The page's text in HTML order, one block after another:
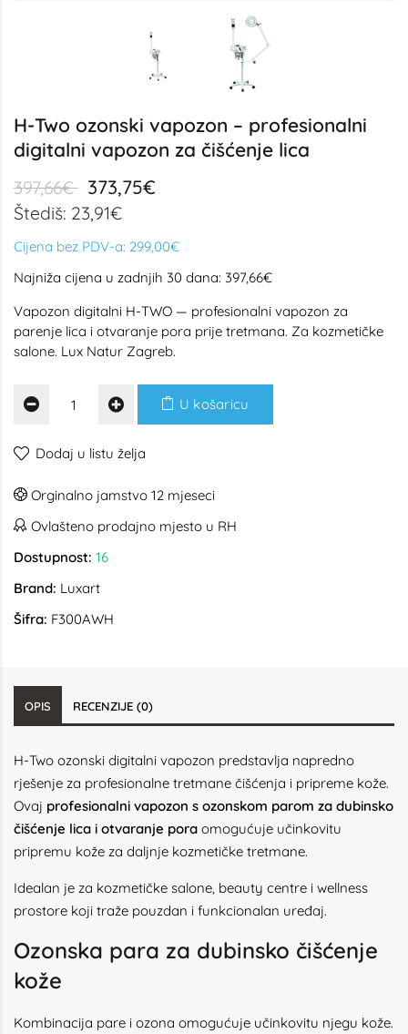
H-Two ozonski vapozon – profesionalni
digitalni vapozon za čišćenje lica
397,66€ 373,75€
Štediš: 23,91€
Cijena bez PDV-a: 299,00€
Najniža cijena u zadnjih 30 dana: 397,66€
Vapozon digitalni H-TWO — profesionalni vapozon za
parenje lica i otvaranje pora prije tretmana. Za kozmetičke
salone. Lux Natur Zagreb.
U košaricu
Dodaj u listu želja
Orginalno jamstvo 12 mjeseci
Ovlašteno prodajno mjesto u RH
Dostupnost: 16
Brand: Luxart
Šifra: F300AWH
OPIS RECENZIJE (0)
H-Two ozonski digitalni vapozon predstavlja napredno
rješenje za profesionalne tretmane čišćenja i pripreme kože.
Ovaj profesionalni vapozon s ozonskom parom za dubinsko
čišćenje lica i otvaranje pora omogućuje učinkovitu
pripremu kože za daljnje kozmetičke tretmane.
Idealan je za kozmetičke salone, beauty centre i wellness
prostore koji traže pouzdan i funkcionalan uređaj.
Ozonska para za dubinsko čišćenje
kože
Kombinacija pare i ozona omogućuje učinkovitu njegu kože.